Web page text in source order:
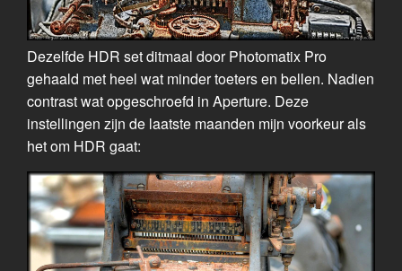
Dezelfde HDR set ditmaal door Photomatix Pro
gehaald met heel wat minder toeters en bellen. Nadien
contrast wat opgeschroefd in Aperture. Deze
instellingen zijn de laatste maanden mijn voorkeur als
het om HDR gaat: